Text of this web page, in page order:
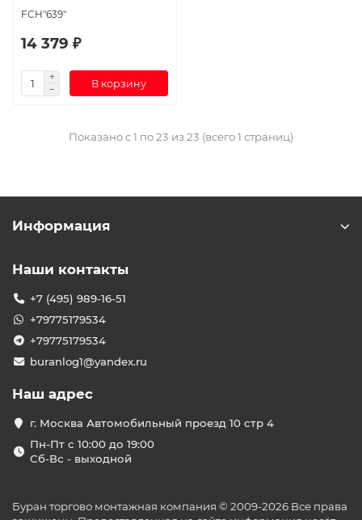
FCH"639"
14 379 ₽
В корзину
Показано с 1 по 23 из 23 (всего 1 страниц)
Информация
Наши контакты
+7 (495) 989-16-51
+79775179534
+79775179534
buranlog1@yandex.ru
Наш адрес
г. Москва Автомобильный проезд 10 стр 4
Пн-Пт с 10:00 до 19:00
Сб-Вс - выходной
Буран торгово монтажная компания © 2009-2026 Все права